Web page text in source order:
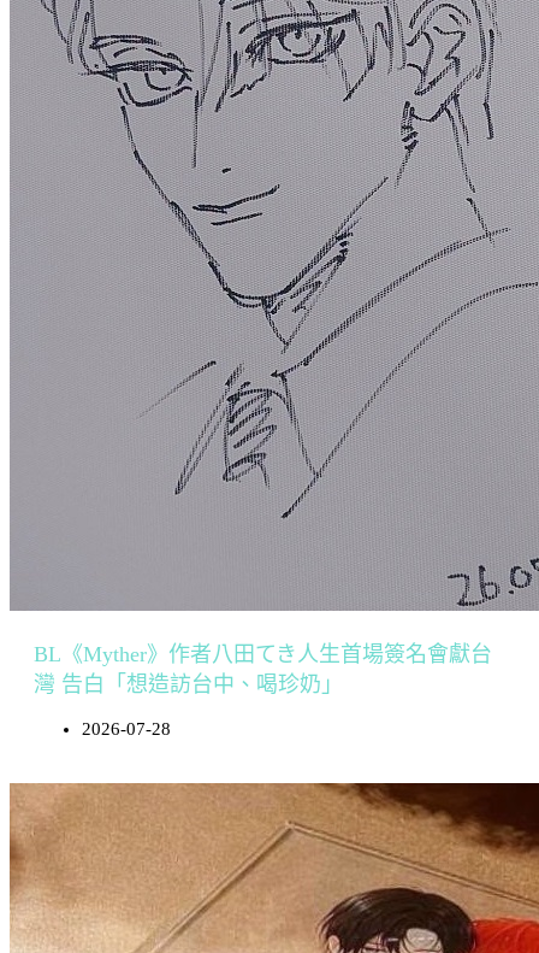
BL《Myther》作者八田てき人生首場簽名會獻台
灣 告白「想造訪台中、喝珍奶」
2026-07-28